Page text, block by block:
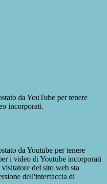
da YouTube per tenere
incorporati.
da Youtube per tenere
i video di Youtube incorporati
del sito web sta
dell'interfaccia di